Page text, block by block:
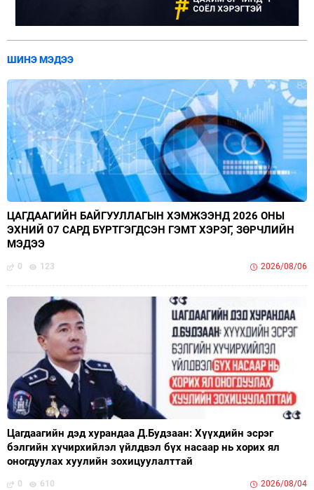
ШИНЭ МЭДЭЭ
ЦАГДААГИЙН БАЙГУУЛЛАГЫН ХЭМЖЭЭНД 2026 ОНЫ
ЭХНИЙ 07 САРД БҮРТГЭГДСЭН ГЭМТ ХЭРЭГ, ЗӨРЧЛИЙН
МЭДЭЭ
0 123 2026/08/06
Цагдаагийн дэд хурандаа Д.Будзаан: Хүүхдийн эсрэг
бэлгийн хүчирхийлэл үйлдвэл бүх насаар нь хорих ял
оногдуулах хуулийн зохицуулалттай
0 610 2026/08/04